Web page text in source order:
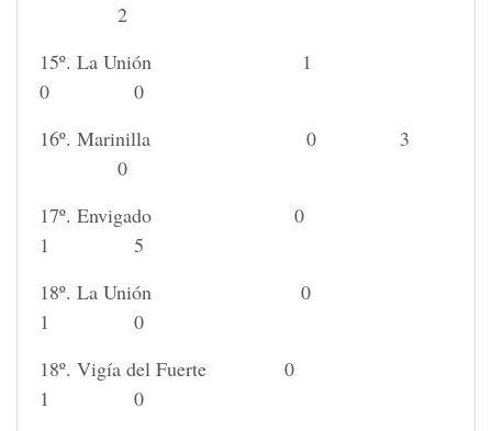
2
15º. La Unión 1
0 0
16º. Marinilla 0 3
0
17º. Envigado 0
1 5
18º. La Unión 0
1 0
18º. Vigía del Fuerte 0
1 0